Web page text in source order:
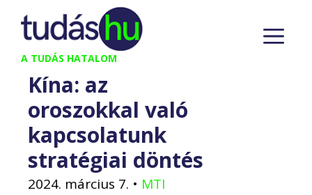
Kilépés
tartalomba
A TUDÁS HATALOM
Kína: az
oroszokkal való
kapcsolatunk
stratégiai döntés
2024. március 7. • MTI